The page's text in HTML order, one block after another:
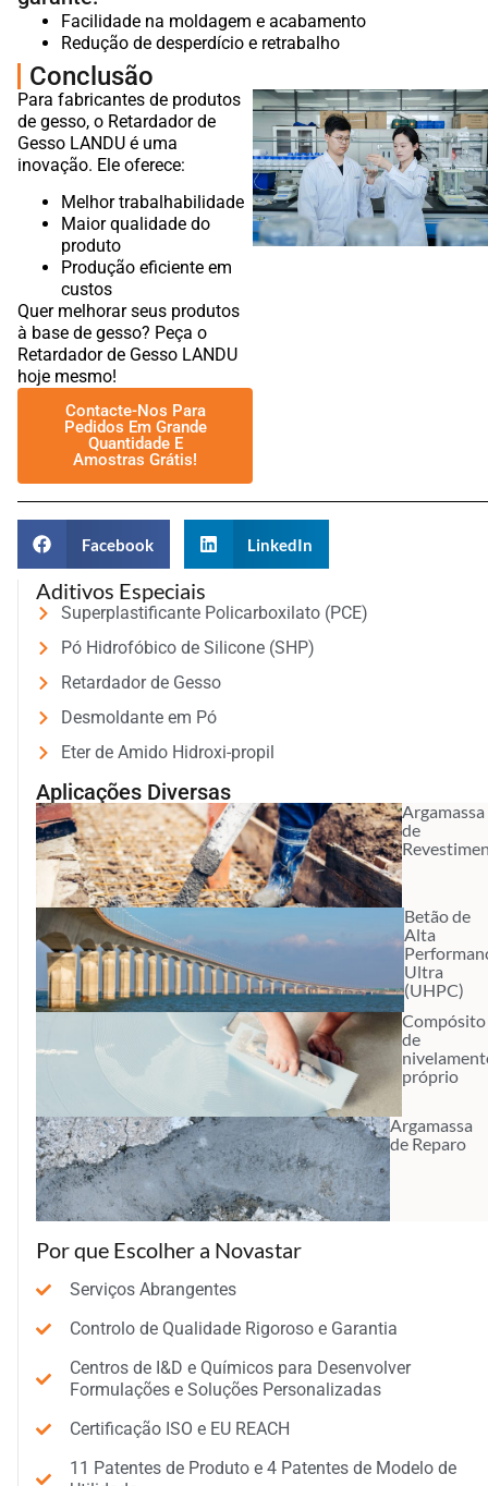
Facilidade na moldagem e acabamento
Redução de desperdício e retrabalho
Conclusão
Para fabricantes de produtos
de gesso, o Retardador de
Gesso LANDU é uma
inovação. Ele oferece:
Melhor trabalhabilidade
Maior qualidade do
produto
Produção eficiente em
custos
Quer melhorar seus produtos
à base de gesso? Peça o
Retardador de Gesso LANDU
hoje mesmo!
Contacte-Nos Para
Pedidos Em Grande
Quantidade E
Amostras Grátis!
Facebook LinkedIn
Aditivos Especiais
Superplastificante Policarboxilato (PCE)
Pó Hidrofóbico de Silicone (SHP)
Retardador de Gesso
Desmoldante em Pó
Eter de Amido Hidroxi-propil
Aplicações Diversas
Argamassa
de
Betão de
Alta
Ultra
(UHPC)
Compósito
de
próprio
Argamassa
de Reparo
Por que Escolher a Novastar
Serviços Abrangentes
Controlo de Qualidade Rigoroso e Garantia
Centros de I&D e Químicos para Desenvolver
Formulações e Soluções Personalizadas
Certificação ISO e EU REACH
11 Patentes de Produto e 4 Patentes de Modelo de